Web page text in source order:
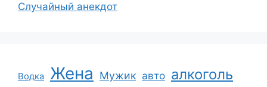
Случайный анекдот
Водка Жена Мужик авто алкоголь